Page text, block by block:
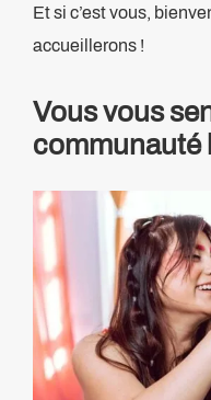
Et si c’est vous,
accueillerons !
Vous vous
communauté